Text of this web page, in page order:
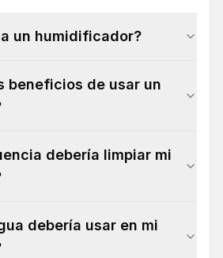
un humidificador?
beneficios de usar un
debería limpiar mi
debería usar en mi